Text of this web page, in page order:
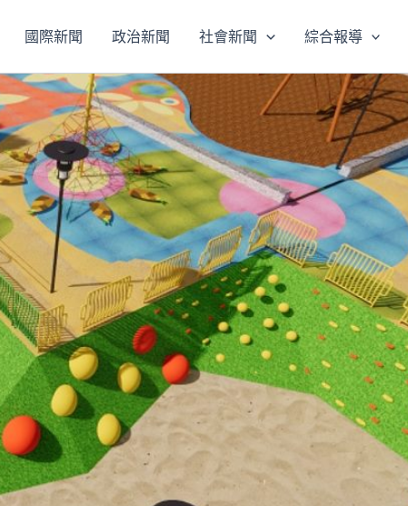
國際新聞 政治新聞 社會新聞 綜合報導